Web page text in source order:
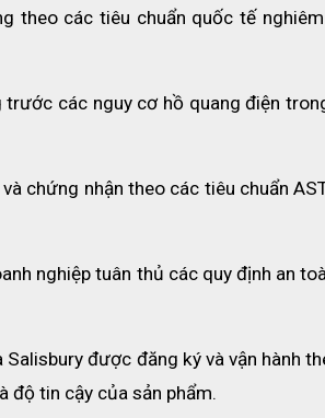
Salisbury
với khả năng chịu năng lượng hồ quang
bảo vệ cao thuộc HRC 4, phù hợp cho
F2178 và ANSI Z87.1, đảm bảo độ an
chùm đầu, mũ cứng, kính bảo hộ và túi
theo các tiêu chuẩn quốc tế
các nguy cơ hồ quang điện
chứng nhận theo các tiêu chuẩn
nghiệp tuân thủ các quy định an
được đăng ký và vận hành
độ tin cậy của sản phẩm.